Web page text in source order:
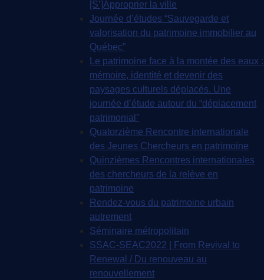
[S’]Approprier la ville
Journée d’études “Sauvegarde et
valorisation du patrimoine immobilier au
Québec”
Le patrimoine face à la montée des eaux :
mémoire, identité et devenir des
paysages culturels déplacés. Une
journée d’étude autour du “déplacement
patrimonial”
Quatorzième Rencontre internationale
des Jeunes Chercheurs en patrimoine
Quinzièmes Rencontres internationales
des chercheurs de la relève en
patrimoine
Rendez-vous du patrimoine urbain
autrement
Séminaire métropolitain
SSAC-SEAC2022 | From Revival to
Renewal / Du renouveau au
renouvellement